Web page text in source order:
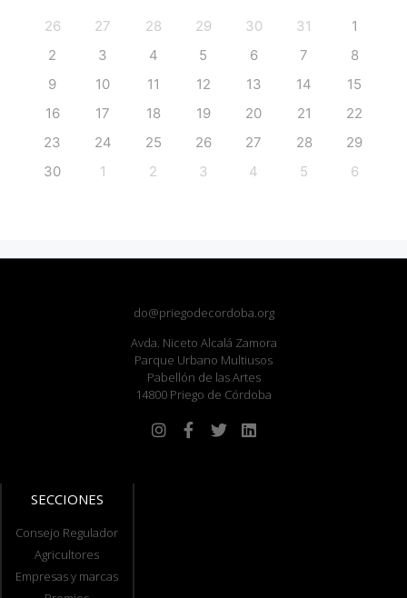
26 27 28 29 30 31
1
2
3 4 5 6 7
8
9
10 11 12 13 14
15
16
17 18 19 20 21
22
23
24 25 26 27 28
29
30
1 2 3 4 5 6
do@priegodecordoba.org
Avda. Niceto Alcalá Zamora
Parque Urbano Multiusos
Pabellón de las Artes
14800 Priego de Córdoba
SECCIONES
Consejo Regulador
Agricultores
Empresas y marcas